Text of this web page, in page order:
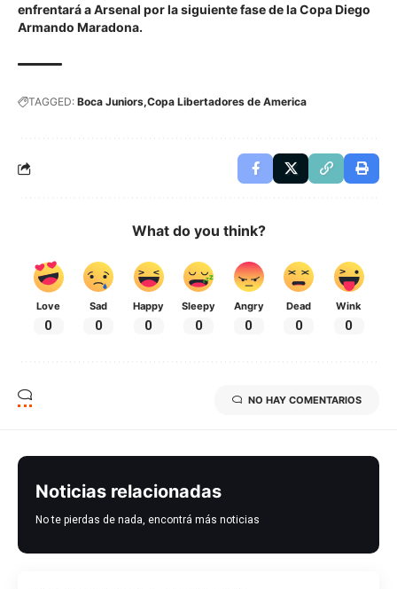
enfrentará a Arsenal por la siguiente fase de la Copa Diego
Armando Maradona.
TAGGED: Boca Juniors Copa Libertadores de America
What do you think?
Love
0
Sad
0
Happy
0
Sleepy
0
Angry
0
Dead
0
Wink
0
NO HAY COMENTARIOS
Noticias relacionadas
No te pierdas de nada, encontrá más noticias